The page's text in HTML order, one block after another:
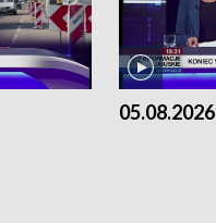
05.08.2026